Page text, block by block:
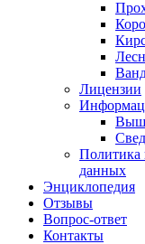
Лицензии
Политика
данных
Энциклопедия
Отзывы
Вопрос-ответ
Контакты